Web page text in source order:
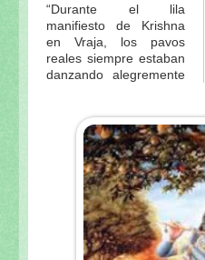
“Durante el lila
manifiesto de Krishna
en Vraja, los pavos
reales siempre estaban
danzando alegremente
la flauta trascendental
de Sri Muralidhara”.
(Chaitanya-charitamrta,